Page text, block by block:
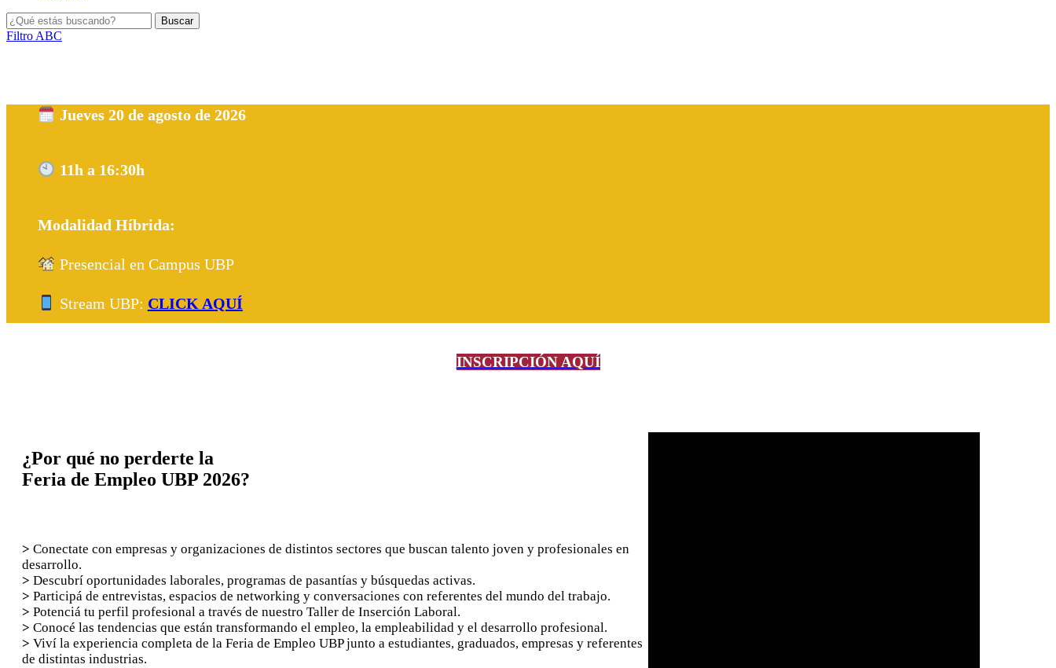
Filtro ABC
Jueves 20 de agosto de 2026
11h a 16:30h
Modalidad Híbrida:
Presencial en Campus UBP
Stream UBP: CLICK AQUÍ
INSCRIPCIÓN AQUÍ
¿Por qué no perderte la
Feria de Empleo UBP 2026?
> Conectate con empresas y organizaciones de distintos sectores que buscan talento joven y profesionales en
desarrollo.
> Descubrí oportunidades laborales, programas de pasantías y búsquedas activas.
> Participá de entrevistas, espacios de networking y conversaciones con referentes del mundo del trabajo.
> Potenciá tu perfil profesional a través de nuestro Taller de Inserción Laboral.
> Conocé las tendencias que están transformando el empleo, la empleabilidad y el desarrollo profesional.
> Viví la experiencia completa de la Feria de Empleo UBP junto a estudiantes, graduados, empresas y referentes
de distintas industrias.